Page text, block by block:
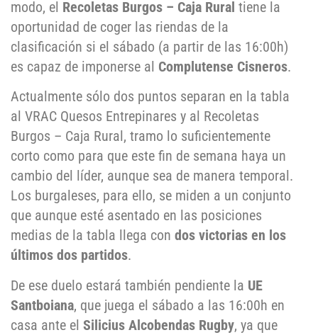
modo, el Recoletas Burgos – Caja Rural tiene la
oportunidad de coger las riendas de la
clasificación si el sábado (a partir de las 16:00h)
es capaz de imponerse al Complutense Cisneros.
Actualmente sólo dos puntos separan en la tabla
al VRAC Quesos Entrepinares y al Recoletas
Burgos – Caja Rural, tramo lo suficientemente
corto como para que este fin de semana haya un
cambio del líder, aunque sea de manera temporal.
Los burgaleses, para ello, se miden a un conjunto
que aunque esté asentado en las posiciones
medias de la tabla llega con dos victorias en los
últimos dos partidos.
De ese duelo estará también pendiente la UE
Santboiana, que juega el sábado a las 16:00h en
casa ante el Silicius Alcobendas Rugby, ya que